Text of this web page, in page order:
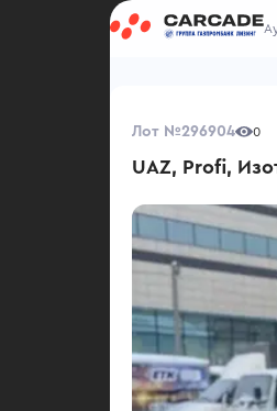
Лот №296904 0
UAZ, Profi,